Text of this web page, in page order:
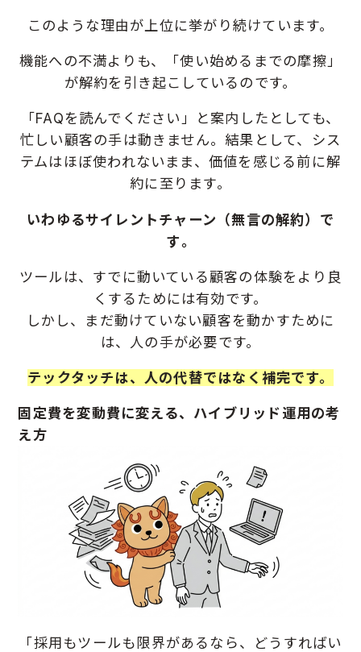
このような理由が上位に挙がり続けています。
機能への不満よりも、「使い始めるまでの摩擦」
が解約を引き起こしているのです。
「FAQを読んでください」と案内したとしても、
忙しい顧客の手は動きません。 結果として、シス
テムはほぼ使われないまま、価値を感じる前に解
約に至ります。
いわゆるサイレントチャーン（無言の解約）で
す。
ツールは、すでに動いている顧客の体験をより良
くするためには有効です。
しかし、まだ動けていない顧客を動かすために
は、人の手が必要です。
テックタッチは、人の代替ではなく補完です。
固定費を変動費に変える、ハイブリッド運用の考
え方
「採用もツールも限界があるなら、どうすればい